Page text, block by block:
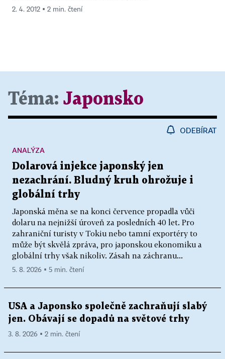
2. 4. 2012 ▪ 2 min. čtení
Téma: Japonsko
ODEBÍRAT
Dolarová injekce japonský jen
nezachrání. Bludný kruh ohrožuje i
globální trhy
Japonská měna se na konci července propadla vůči
dolaru na nejnižší úroveň za posledních 40 let. Pro
zahraniční turisty v Tokiu nebo tamní exportéry to
může být skvělá zpráva, pro japonskou ekonomiku a
globální trhy však nikoliv. Zásah na záchranu...
ANALÝZA
5. 8. 2026 ▪ 5 min. čtení
USA a Japonsko společně zachraňují slabý
jen. Obávají se dopadů na světové trhy
3. 8. 2026 ▪ 2 min. čtení